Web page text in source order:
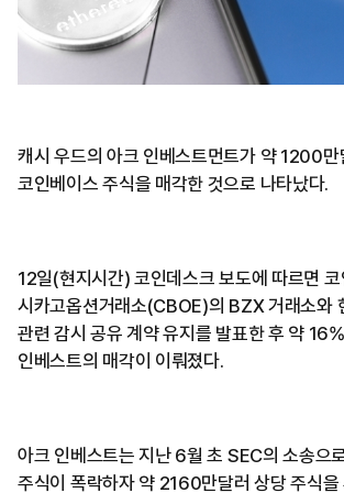
캐시 우드의 아크 인베스트먼트가 약 1200만
코인베이스 주식을 매각한 것으로 나타났다.
12일(현지시간) 코인데스크 보도에 따르면
시카고옵션거래소(CBOE)의 BZX 거래소와
관련 감시 공유 계약 유지를 발표한 후 약
인베스트의 매각이 이뤄졌다.
아크 인베스트는 지난 6월 초 SEC의 소송으
주식이 폭락하자 약 2160만달러 상당 주식을